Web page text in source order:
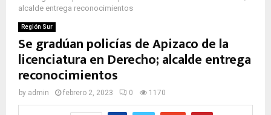
alcalde entrega reconocimientos
Región Sur
Se gradúan policías de Apizaco de la
licenciatura en Derecho; alcalde entrega
reconocimientos
by admin febrero 2, 2023 0 1170